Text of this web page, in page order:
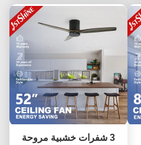
3 شفرات خشبية مروحة